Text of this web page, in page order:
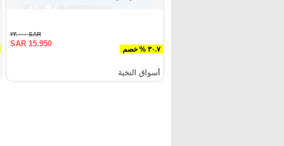
٣٠.٧ % خصم
SAR ٢٣.٠٠٠
SAR 15.950
أسواق النخبة